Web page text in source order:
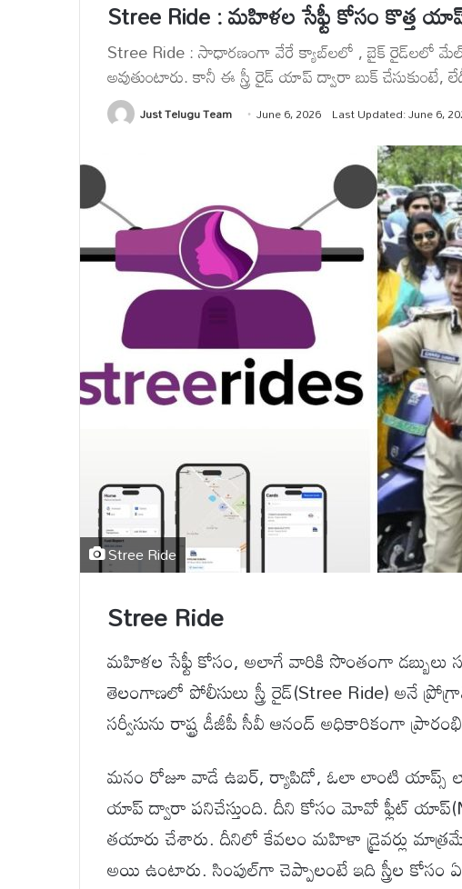
Stree Ride : మహిళల సేఫ్టీ కోసం కొత్త
Stree Ride : సాధారణంగా వేరే క్యాబ్‌లలో , బైక్ రైడ్‌లలో మేల్
అవుతుంటారు. కానీ ఈ స్త్రీ రైడ్ యాప్ ద్వారా బుక్ చేసుకుంటే,
Just Telugu Team June 6, 2026 Last Updated: June 6,
Stree Ride
Stree Ride
మహిళల సేఫ్టీ కోసం, అలాగే వారికి సొంతంగా డబ్బులు
తెలంగాణలో పోలీసులు స్త్రీ రైడ్(Stree Ride) అనే
సర్వీసును రాష్ట్ర డీజీపీ సీవీ ఆనంద్ అధికారికంగా
మనం రోజూ వాడే ఉబర్, ర్యాపిడో, ఓలా లాంటి యాప్స్
యాప్ ద్వారా పనిచేస్తుంది. దీని కోసం మోవో ఫ్లీట్
తయారు చేశారు. దీనిలో కేవలం మహిళా డ్రైవర్లు
అయి ఉంటారు. సింపుల్‌గా చెప్పాలంటే ఇది స్త్రీల